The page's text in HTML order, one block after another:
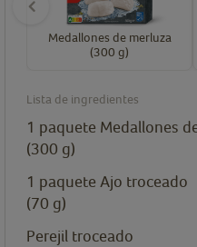
Medallones de merluza
(300 g)
Lista de ingredientes
1 paquete Medallones
(300 g)
1 paquete Ajo troceado
(70 g)
Perejil troceado